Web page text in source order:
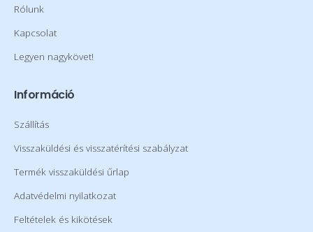
Rólunk
Kapcsolat
Legyen nagykövet!
Információ
Szállítás
Visszaküldési és visszatérítési szabályzat
Termék visszaküldési űrlap
Adatvédelmi nyilatkozat
Feltételek és kikötések